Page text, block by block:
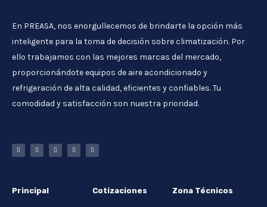
En PREASA, nos enorgullecemos de brindarte la opción más
inteligente para la toma de decisión sobre climatización. Por
ello trabajamos con las mejores marcas del mercado,
proporcionándote equipos de aire acondicionado y
refrigeración de alta calidad, eficientes y confiables. Tu
comodidad y satisfacción son nuestra prioridad.
Principal Cotizaciones Zona Técnicos